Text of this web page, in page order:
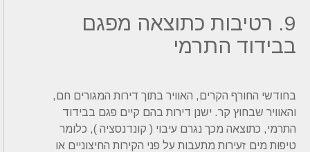
9. רטיבות כתוצאה מפגם
בבידוד התרמי
בחודשי החורף הקרים, האוויר בתוך דירות המגורים חם,
והאוויר שבחוץ קר. ישנן דירות בהם קיים פגם בבידוד
התרמי, כתוצאה מכך נגרם עיבוי ( קונדנסציה ), כלומר
טיפות מים זעירות מתעבות על פני הקירות החיצוניים או